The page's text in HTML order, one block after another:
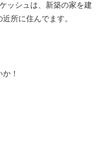
ッシュは、新築の家を建
所に住んでます。
！